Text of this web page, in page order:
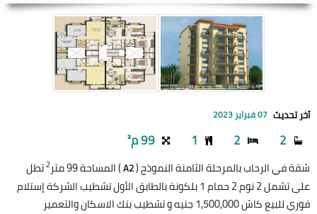
آخر تحديث 07 فبراير 2023
2
2
1 99 م²
شقة في الرحاب بالمرحلة الثامنة النموذج (A2) المساحة 99 متر 2تطل
على تشمل 2 نوم 2 حمام 1 بلكونة بالطابق الأول تشطيب الشركة إستلام
فوري للبيع كاش 1,500,000 جنيه و تشطيب بنك الاسكان والتعمير